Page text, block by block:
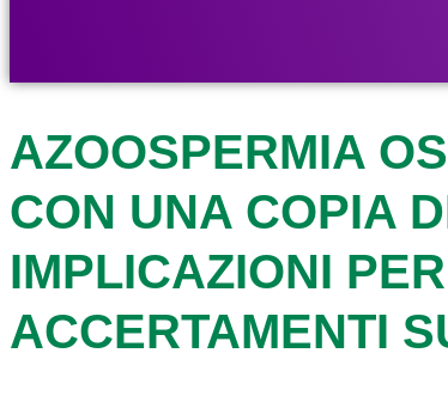
AZOOSPERMIA
CON UNA COPIA
IMPLICAZIONI
ACCERTAMENTI